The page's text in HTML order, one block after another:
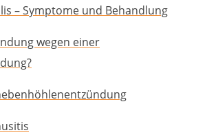
– Symptome und Behandlung
wegen einer